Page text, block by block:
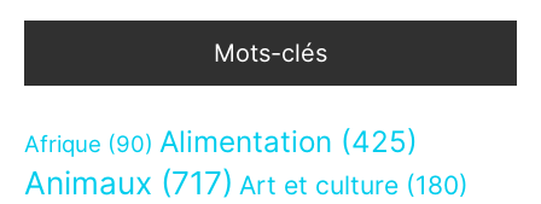
Mots-clés
Afrique (90) Alimentation (425)
Animaux (717) Art et culture (180)